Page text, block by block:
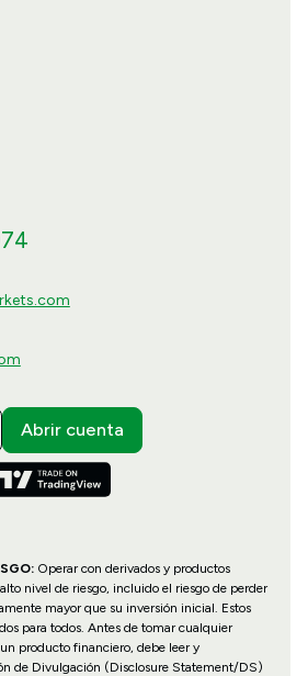
Abrir cuenta
Operar con derivados y productos
nivel de riesgo, incluido el riesgo de perder
mayor que su inversión inicial. Estos
para todos. Antes de tomar cualquier
producto financiero, debe leer y
de Divulgación (Disclosure Statement/DS)